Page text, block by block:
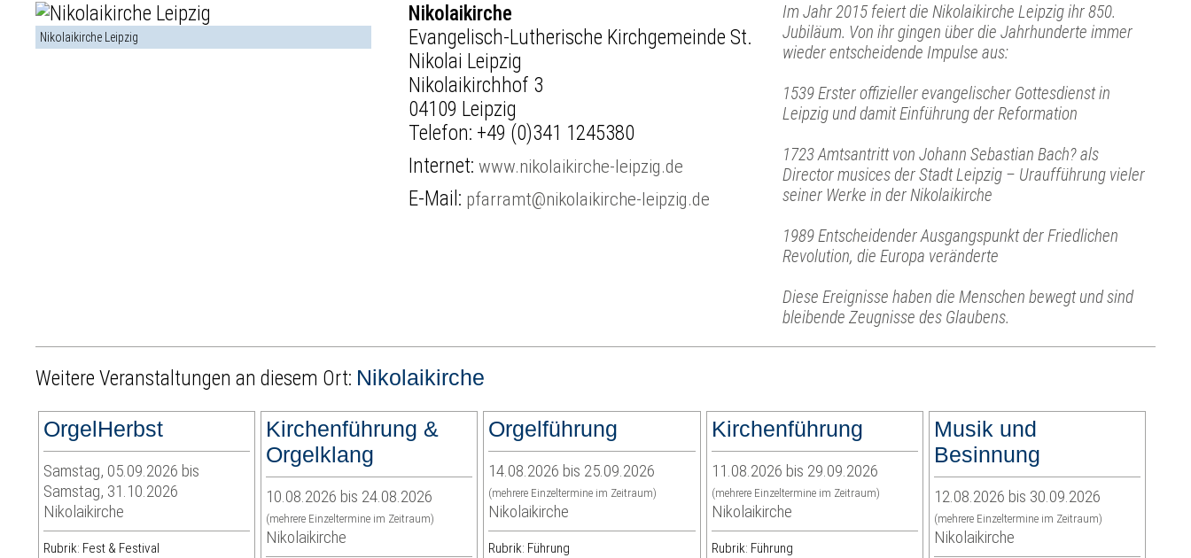
Nikolaikirche Leipzig
Nikolaikirche
Evangelisch-Lutherische Kirchgemeinde St.
Nikolai Leipzig
Nikolaikirchhof 3
04109 Leipzig
Telefon: +49 (0)341 1245380
Internet:www.nikolaikirche-leipzig.de
E-Mail: pfarramt@nikolaikirche-leipzig.de
Im Jahr 2015 feiert die Nikolaikirche Leipzig ihr 850.
Jubiläum. Von ihr gingen über die Jahrhunderte immer
wieder entscheidende Impulse aus:
1539 Erster offizieller evangelischer Gottesdienst in
Leipzig und damit Einführung der Reformation
1723 Amtsantritt von Johann Sebastian Bach? als
Director musices der Stadt Leipzig – Uraufführung vieler
seiner Werke in der Nikolaikirche
1989 Entscheidender Ausgangspunkt der Friedlichen
Revolution, die Europa veränderte
Diese Ereignisse haben die Menschen bewegt und sind
bleibende Zeugnisse des Glaubens.
Weitere Veranstaltungen an diesem Ort: Nikolaikirche
OrgelHerbst
Samstag, 05.09.2026 bis
Samstag, 31.10.2026
Nikolaikirche
Rubrik: Fest & Festival
Kirchenführung &
Orgelklang
10.08.2026 bis 24.08.2026
(mehrere Einzeltermine im Zeitraum)
Nikolaikirche
Orgelführung
14.08.2026 bis 25.09.2026
(mehrere Einzeltermine im Zeitraum)
Nikolaikirche
Rubrik: Führung
Kirchenführung
11.08.2026 bis 29.09.2026
(mehrere Einzeltermine im Zeitraum)
Nikolaikirche
Rubrik: Führung
Musik und
Besinnung
12.08.2026 bis 30.09.2026
(mehrere Einzeltermine im Zeitraum)
Nikolaikirche